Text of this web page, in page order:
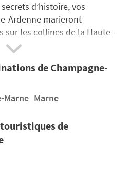
d’histoire, vos
Ardenne marieront
sur les collines de la Haute-
châteaux forts des
en Champagne-Ardenne
capitale du vin des rois, le
les mystères d’une région
de Champagne-
Marne Marne
de